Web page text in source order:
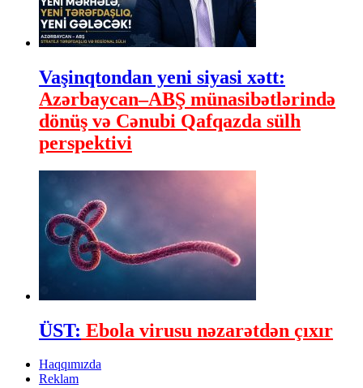
Vaşinqtondan yeni siyasi xətt:
Azərbaycan–ABŞ münasibətlərində
dönüş və Cənubi Qafqazda sülh
perspektivi
ÜST: Ebola virusu nəzarətdən çıxır
Haqqımızda
Reklam